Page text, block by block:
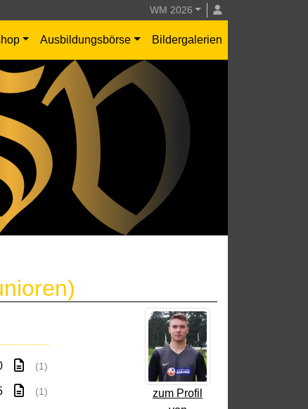
WM 2026
Ausbildungsbörse Bildergalerien
zum Profil
(1)
(1)